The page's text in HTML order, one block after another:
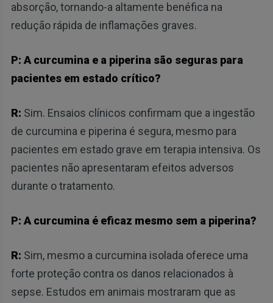
absorção, tornando-a altamente benéfica na
redução rápida de inflamações graves.
P: A curcumina e a piperina são seguras para
pacientes em estado crítico?
R: Sim. Ensaios clínicos confirmam que a ingestão
de curcumina e piperina é segura, mesmo para
pacientes em estado grave em terapia intensiva. Os
pacientes não apresentaram efeitos adversos
durante o tratamento.
P: A curcumina é eficaz mesmo sem a piperina?
R: Sim, mesmo a curcumina isolada oferece uma
forte proteção contra os danos relacionados à
sepse. Estudos em animais mostraram que as